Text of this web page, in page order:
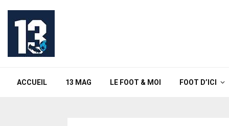
ACCUEIL 13 MAG LE FOOT & MOI FOOT D’ICI